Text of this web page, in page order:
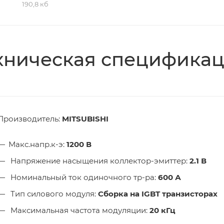
190,8 кб
MITSUBISHI
Макс.напр.к-э: 1200 В
Напряжение насыщения коллектор-эмиттер: 2.1 В
Номинальный ток одиночного тр-ра: 600 А
Тип силового модуля: Сборка на IGBT транзисторах
Максимальная частота модуляции: 20 кГц